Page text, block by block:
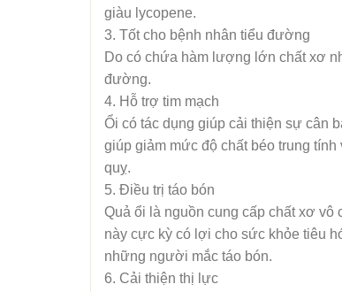
giàu lycopene.
3. Tốt cho bệnh nhân tiểu đường
Do có chứa hàm lượng lớn chất xơ
đường.
4. Hỗ trợ tim mạch
Ổi có tác dụng giúp cải thiện sự cân
giúp giảm mức độ chất béo trung
quỵ.
5. Điều trị táo bón
Quả ổi là nguồn cung cấp chất xơ
này cực kỳ có lợi cho sức khỏe tiêu
những người mắc táo bón.
6. Cải thiện thị lực